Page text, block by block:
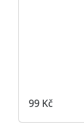
99 Kč